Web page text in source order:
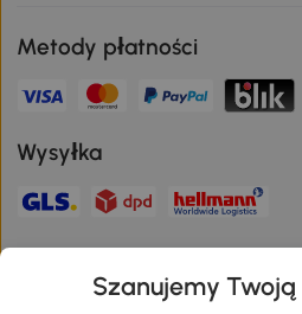
Metody płatności
Wysyłka
Szanujemy